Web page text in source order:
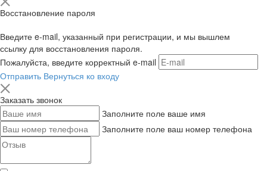
Восстановление пароля
Введите e-mail, указанный при регистрации, и мы вышлем
ссылку для восстановления пароля.
Пожалуйста, введите корректный e-mail
Отправить Вернуться ко входу
Заказать звонок
Заполните поле ваше имя
Заполните поле ваш номер телефона